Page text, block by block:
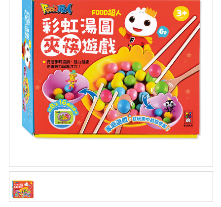
HOT
家長樂了!「風車書版集團暨FOOD超人企業總部」目前正興建中!
批發會員大招募，輕鬆實現財富自由!
老師您好!!幼教會員火熱招募中~
海外購物免煩惱！點我查看『海外購物流程說明』